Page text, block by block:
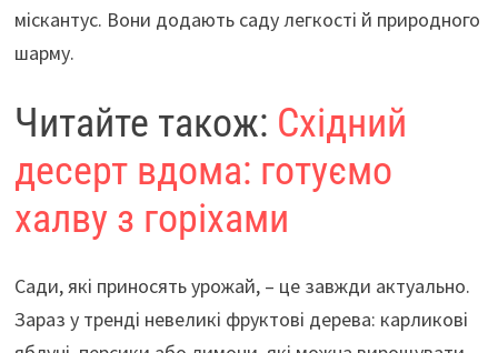
міскантус. Вони додають саду легкості й природного
шарму.
Читайте також: Східний
десерт вдома: готуємо
халву з горіхами
Сади, які приносять урожай, – це завжди актуально.
Зараз у тренді невеликі фруктові дерева: карликові